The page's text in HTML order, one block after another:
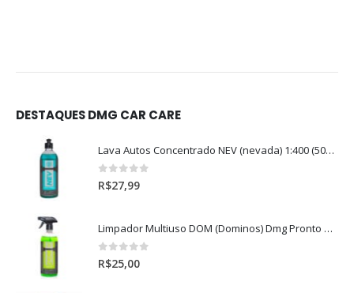
DESTAQUES DMG CAR CARE
Lava Autos Concentrado NEV (nevada) 1:400 (500ml)
0out of 5
R$27,99
Limpador Multiuso DOM (Dominos) Dmg Pronto P/Uso (500ml)
0out of 5
R$25,00